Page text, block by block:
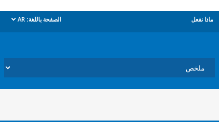
الصفحة باللغة: AR
dropdown